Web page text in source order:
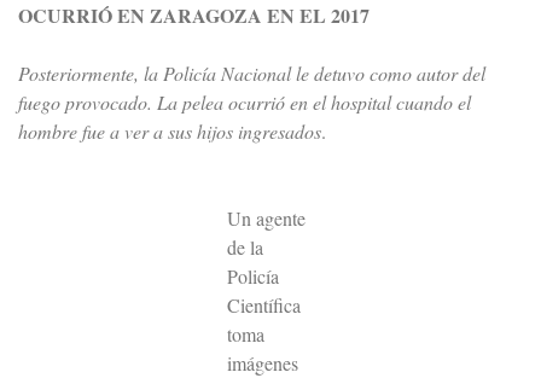
OCURRIÓ EN ZARAGOZA EN EL 2017
Posteriormente, la Policía Nacional le detuvo como autor del
fuego provocado. La pelea ocurrió en el hospital cuando el
hombre fue a ver a sus hijos ingresados.
Un agente
de la
Policía
Científica
toma
imágenes